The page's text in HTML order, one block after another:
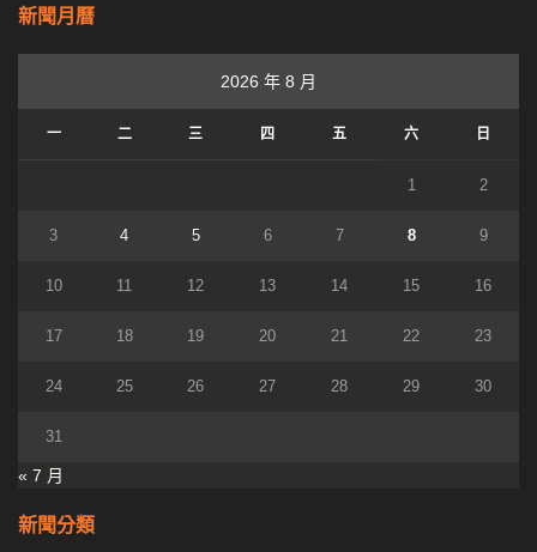
新聞月曆
2026 年 8 月
一 二 三 四 五 六 日
1 2
3 4 5 6 7 8 9
10 11 12 13 14 15 16
17 18 19 20 21 22 23
24 25 26 27 28 29 30
31
« 7 月
新聞分類